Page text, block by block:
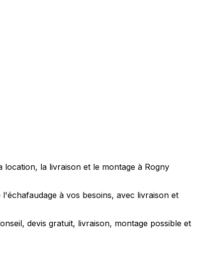
la livraison et le montage à Rogny
à vos besoins, avec livraison et
devis gratuit, livraison, montage possible et